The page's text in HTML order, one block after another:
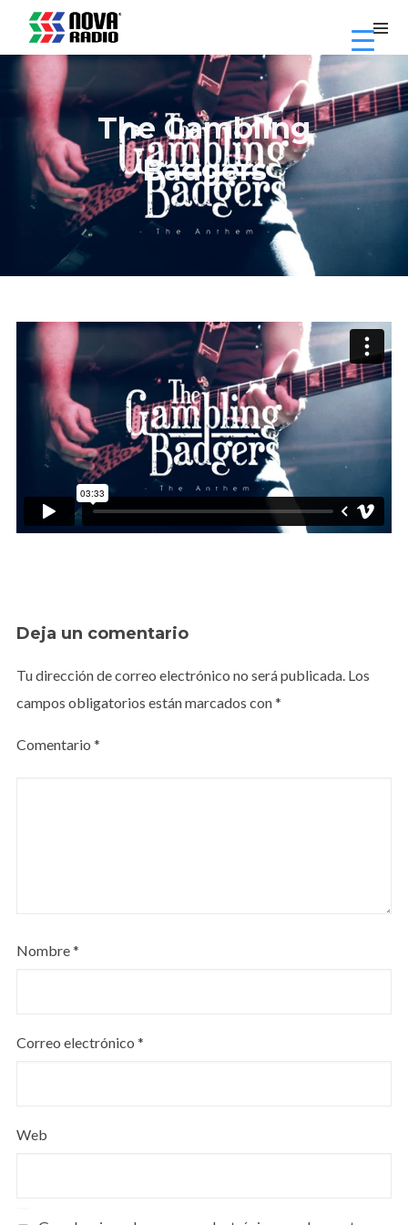
The Gambling
Badgers
Deja un comentario
Tu dirección de correo electrónico no será publicada. Los
campos obligatorios están marcados con*
Comentario *
Nombre*
Correo electrónico *
Web